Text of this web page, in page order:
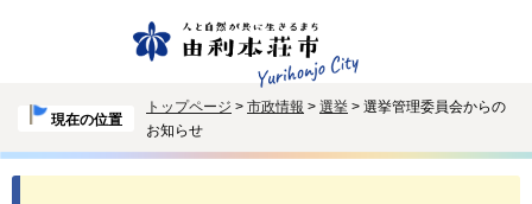
現在の位置
トップページ > 市政情報 > 選挙 > 選挙管理委員会からの
お知らせ